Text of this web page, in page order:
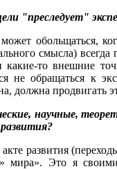
"преследует"
обольщаться,
смысла)
какие-то внешние
не обращаться к
должна продвигать
научные,
развития
мира». Это я